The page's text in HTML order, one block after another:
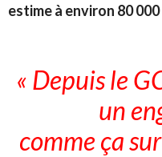
estime à environ 80
« Depuis le
un
comme ça